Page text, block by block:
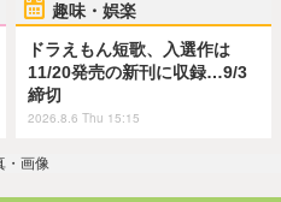
趣味・娯楽
ドラえもん短歌、入選作は
11/20発売の新刊に収録…9/3
締切
2026.8.6 Thu 15:15
・画像